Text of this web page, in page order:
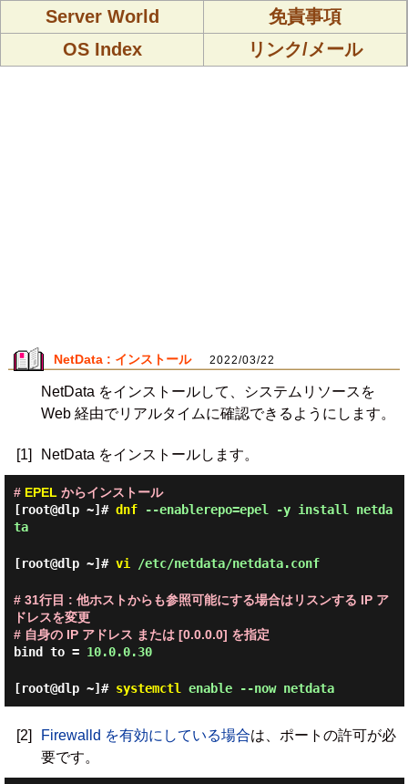
Server World
免責事項
OS Index
リンク/メール
NetData : インストール 2022/03/22
NetData をインストールして、システムリソースを
Web 経由でリアルタイムに確認できるようにします。
[1] NetData をインストールします。
# EPEL からインストール
[root@dlp ~]# dnf--enablerepo=epel -y install netda
ta
[root@dlp ~]# vi /etc/netdata/netdata.conf
# 31行目 : 他ホストからも参照可能にする場合はリスンする IP ア
ドレスを変更
# 自身の IP アドレス または [0.0.0.0] を指定
bind to = 10.0.0.30
[root@dlp ~]# systemctl enable --now netdata
[2] Firewalld を有効にしている場合は、ポートの許可が必
要です。